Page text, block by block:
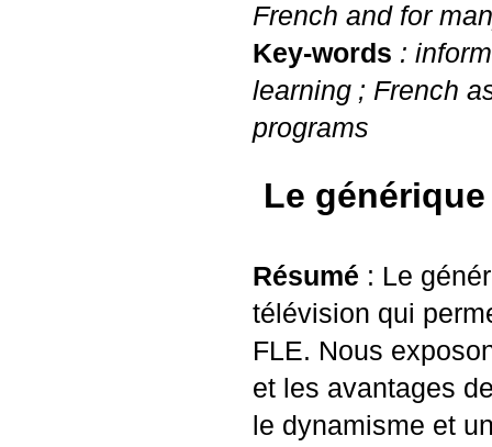
French and for
Key-words :
learning ; French
programs
Le
Résumé : Le
télévision qui
FLE. Nous
et les avantages
le dynamisme et